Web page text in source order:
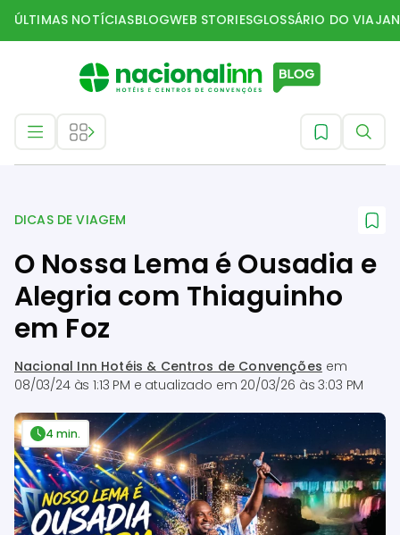
ÚLTIMAS NOTÍCIASBLOGWEB STORIESGLOSSÁRIO DO
DICAS DE VIAGEM
O Nossa Lema é Ousadia e
Alegria com Thiaguinho
em Foz
Nacional Inn Hotéis & Centros de Convenções em
08/03/24 às 1:13 PM e atualizado em 20/03/26 às 3:03 PM
4 min.